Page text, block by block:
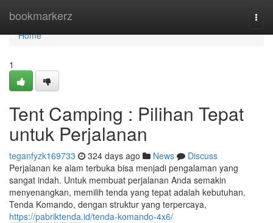
bookmarkerz
Home
Home
1
Tent Camping : Pilihan Tepat
untuk Perjalanan
teganfyzk169733 324 days ago News
Discuss
Perjalanan ke alam terbuka bisa menjadi pengalaman yang
sangat indah. Untuk membuat perjalanan Anda semakin
menyenangkan, memilih tenda yang tepat adalah kebutuhan.
Tenda Komando, dengan struktur yang terpercaya,
https://pabriktenda.id/tenda-komando-4x6/